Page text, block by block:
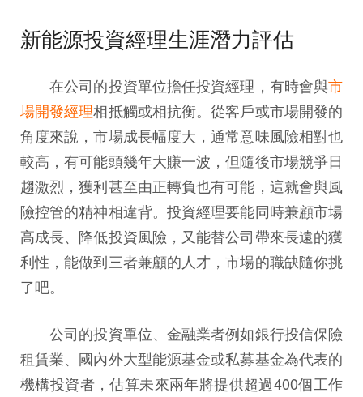
新能源投資經理生涯潛力評估
在公司的投資單位擔任投資經理，有時會與市
場開發經理相抵觸或相抗衡。從客戶或市場開發的
角度來說，市場成長幅度大，通常意味風險相對也
較高，有可能頭幾年大賺一波，但隨後市場競爭日
趨激烈，獲利甚至由正轉負也有可能，這就會與風
險控管的精神相違背。投資經理要能同時兼顧市場
高成長、降低投資風險，又能替公司帶來長遠的獲
利性，能做到三者兼顧的人才，市場的職缺隨你挑
了吧。
公司的投資單位、金融業者例如銀行投信保險
租賃業、國內外大型能源基金或私募基金為代表的
機構投資者，估算未來兩年將提供超過400個工作